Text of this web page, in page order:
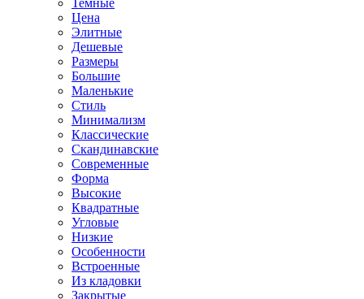
Темные
Цена
Элитные
Дешевые
Размеры
Большие
Маленькие
Стиль
Минимализм
Классические
Скандинавские
Современные
Форма
Высокие
Квадратные
Угловые
Низкие
Особенности
Встроенные
Из кладовки
Закрытые